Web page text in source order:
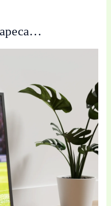
39,10 лв.
through
39,99 €
78,21 лв.